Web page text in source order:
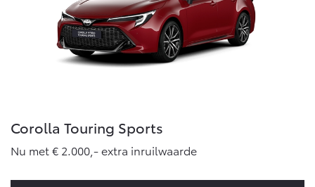
Corolla Touring Sports
Nu met € 2.000,- extra inruilwaarde